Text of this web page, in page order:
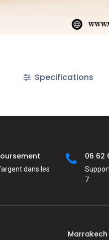
Specifications
dans les
06 62
7
Marrakech